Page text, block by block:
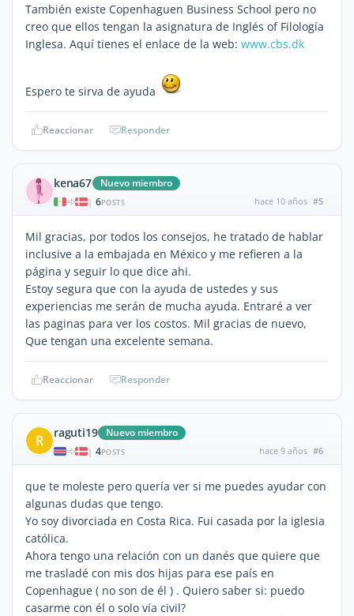
También existe Copenhaguen Business School pero no
creo que ellos tengan la asignatura de Inglés of Filología
Inglesa. Aquí tienes el enlace de la web: www.cbs.dk
Espero te sirva de ayuda
Reaccionar Responder
kena67 Nuevo miembro
| 6POSTS hace 10 años #5
Mil gracias, por todos los consejos, he tratado de hablar
inclusive a la embajada en México y me refieren a la
página y seguir lo que dice ahi.
Estoy segura que con la ayuda de ustedes y sus
experiencias me serán de mucha ayuda. Entraré a ver
las paginas para ver los costos. Mil gracias de nuevo,
Que tengan una excelente semana.
Reaccionar Responder
R raguti19 Nuevo miembro
| 4POSTS hace 9 años #6
que te moleste pero quería ver si me puedes ayudar con
algunas dudas que tengo.
Yo soy divorciada en Costa Rica. Fui casada por la iglesia
católica.
Ahora tengo una relación con un danés que quiere que
me trasladé con mis dos hijas para ese país en
Copenhague ( no son de él ) . Quiero saber si: puedo
casarme con él o solo vía civil?